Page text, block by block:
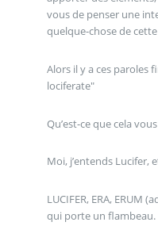
vous de penser une
quelque-chose de
Alors il y a ces paroles
lociferate"
Qu’est-ce que cela
Moi, j’entends Lucifer,
LUCIFER, ERA, ERUM
qui porte un flambeau.